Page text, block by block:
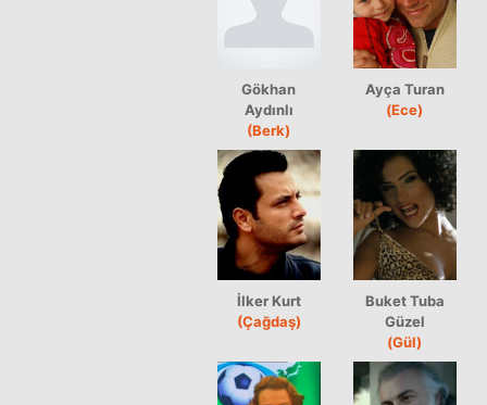
Gökhan
Aydınlı
(Berk)
Ayça Turan
(Ece)
İlker Kurt
(Çağdaş)
Buket Tuba
Güzel
(Gül)